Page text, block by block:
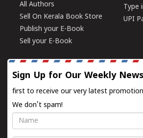
All Authors
Sell On Kerala Book Store
Publish your E-Book
Sell your E-Book
Type
UPI
Sign Up for Our Weekly
first to receive our very latest
We don't spam!
Name